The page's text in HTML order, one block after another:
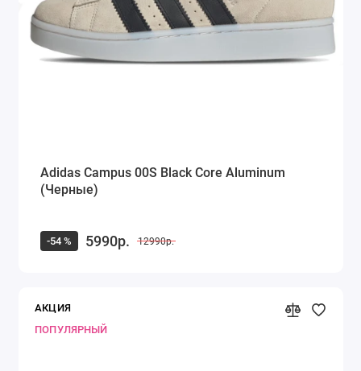
Adidas Campus 00S Black Core Aluminum
(Черные)
-54 % 5990р. 12990р.
АКЦИЯ
ПОПУЛЯРНЫЙ